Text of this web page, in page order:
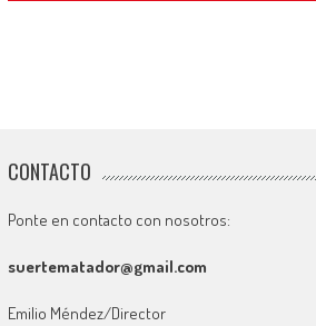
CONTACTO
Ponte en contacto con nosotros:
suertematador@gmail.com
Emilio Méndez/Director